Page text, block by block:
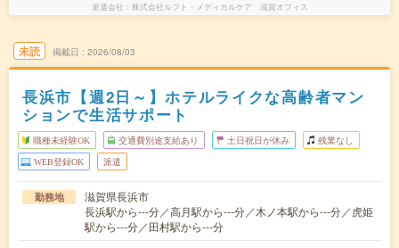
派遣会社 株式会社ルフト・メディカルケア 滋賀オフィス
未読 掲載日 2026/08/03
長浜市【週2日～】ホテルライクな高齢者マン
ションで生活サポート
職種未経験OK 交通費別途支給あり 土日祝日が休み 残業なし
WEB登録OK 派遣
勤務地
滋賀県長浜市
長浜駅から---分／高月駅から---分／木ノ本駅から---分／虎姫
駅から---分／田村駅から---分